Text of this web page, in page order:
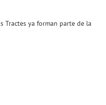
Tractes ya forman parte de la